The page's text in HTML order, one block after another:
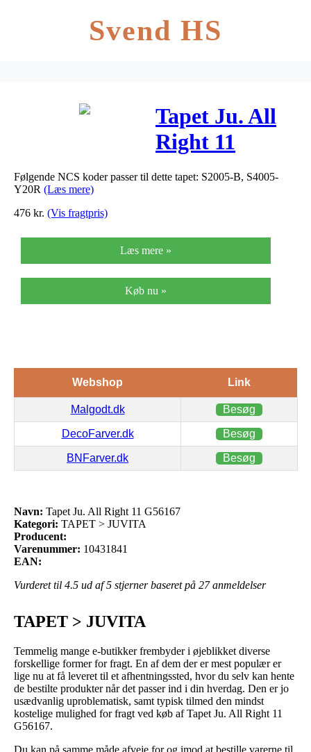
Svend HS
Tapet Ju. All
Right 11
G56167
Følgende NCS koder passer til dette tapet: S2005-B, S4005-
Y20R (Læs mere)
476 kr. (Vis fragtpris)
Læs mere »
Køb nu »
Webshop Link
Malgodt.dk Besøg
DecoFarver.dk Besøg
BNFarver.dk Besøg
Navn: Tapet Ju. All Right 11 G56167
Kategori: TAPET > JUVITA
Producent:
Varenummer: 10431841
EAN:
Vurderet til 4.5 ud af 5 stjerner baseret på 27anmeldelser
TAPET > JUVITA
Temmelig mange e-butikker frembyder i øjeblikket diverse
forskellige former for fragt. En af dem der er mest populær er
lige nu at få leveret til et afhentningssted, hvor du selv kan hente
de bestilte produkter når det passer ind i din hverdag. Den er jo
usædvanlig uproblematisk, samt typisk tilmed den mindst
kostelige mulighed for fragt ved køb af Tapet Ju. All Right 11
G56167.
Du kan på samme måde afveje for og imod at bestille varerne til